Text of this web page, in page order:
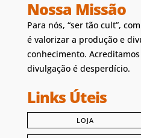
Nossa Missão
Para nós, “ser tão cult”,
é valorizar a produção e
conhecimento.
divulgação é desperdício.
Links Úteis
LOJA